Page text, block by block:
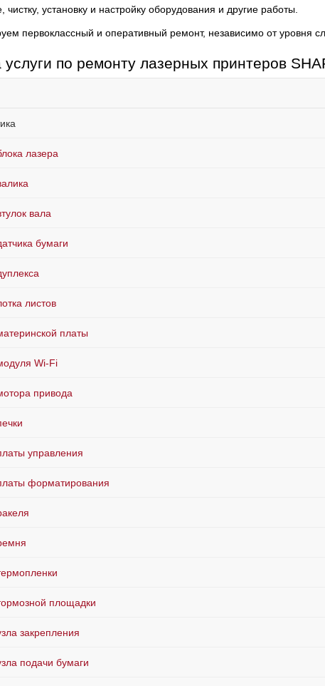
чистку, установку и настройку оборудования и другие работы.
первоклассный и оперативный ремонт, независимо от уровня
по ремонту лазерных принтеров
лазера
вала
бумаги
листов
платы
Wi-Fi
привода
управления
форматирования
площадки
закрепления
подачи бумаги